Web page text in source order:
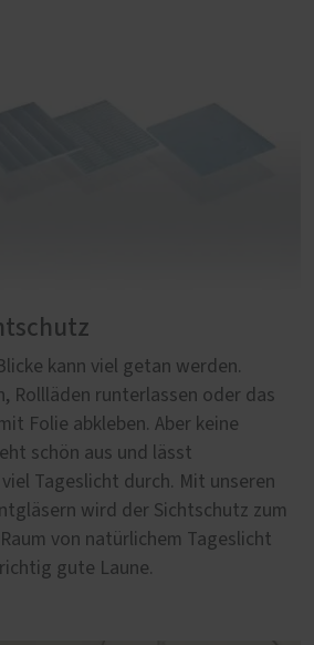
kann viel getan werden.
Rollläden runterlassen oder das
Folie abkleben. Aber keine
schön aus und lässt
Tageslicht durch. Mit unseren
wird der Sichtschutz zum
von natürlichem Tageslicht
gute Laune.